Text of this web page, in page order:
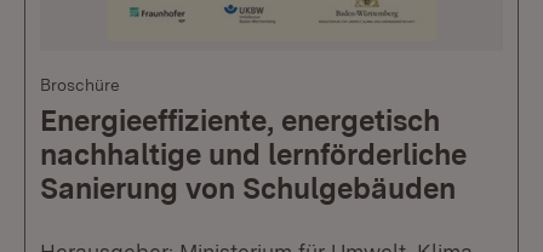
Broschüre
Energieeffiziente, energetisch
nachhaltige und lernförderliche
Sanierung von Schulgebäuden